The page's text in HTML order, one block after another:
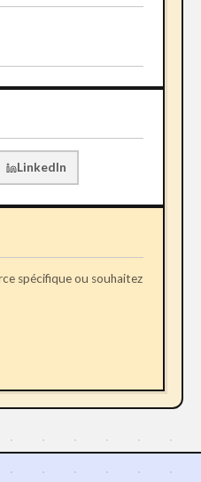
LinkedIn
spécifique ou souhaitez